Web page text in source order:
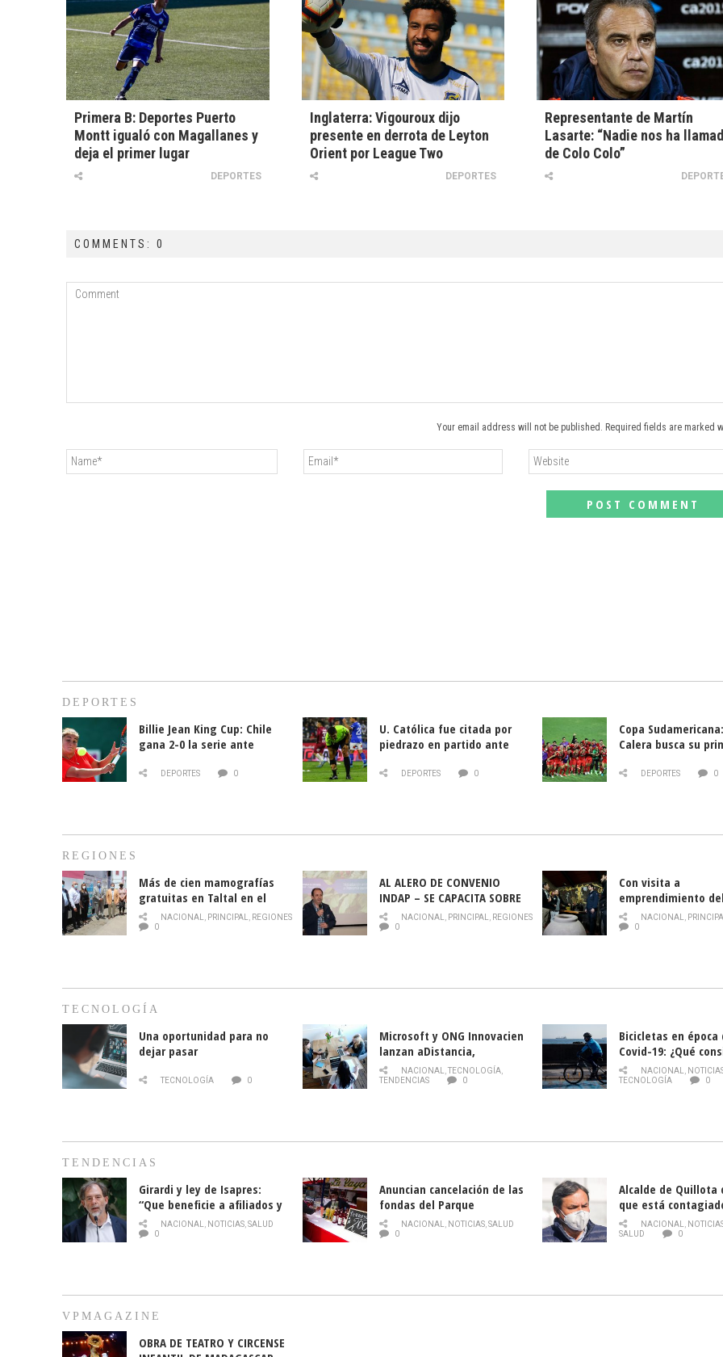
Primera B: Deportes Puerto
Montt igualó con Magallanes y
deja el primer lugar
DEPORTES
Inglaterra: Vigouroux dijo
presente en derrota de Leyton
Orient por League Two
DEPORTES
Representante de Martín
Lasarte: “Nadie nos ha
de Colo Colo”
COMMENTS: 0
Your email address will not be published. Required fields are marked
DEPORTES
Billie Jean King Cup: Chile
gana 2-0 la serie ante
DEPORTES 0
U. Católica fue citada por
piedrazo en partido ante
DEPORTES 0
Copa
Calera busca su
DEPORTES 0
REGIONES
Más de cien mamografías
gratuitas en Taltal en el
mes de la prevención del
cáncer de mama
NACIONAL, PRINCIPAL, REGIONES
0
AL ALERO DE CONVENIO
INDAP – SE CAPACITA SOBRE
PLAGA DROSOPHILA SUZUKII
NACIONAL, PRINCIPAL, REGIONES
0
Con visita a
emprendimiento
y llamado al
historia campesina
NACIONAL,
0
TECNOLOGÍA
Una oportunidad para no
dejar pasar
TECNOLOGÍA 0
Microsoft y ONG Innovacien
lanzan aDistancia,
plataforma con cursos
gratuitos online sobre
NACIONAL,TECNOLOGÍA,
TENDENCIAS
0
Bicicletas en época
Covid-19: ¿Qué
momento de
NACIONAL,
TECNOLOGÍA
0
TENDENCIAS
Girardi y ley de Isapres:
“Que beneficie a afiliados y
no legalice el abuso”
NACIONAL, NOTICIAS,SALUD
0
Anuncian cancelación de las
fondas del Parque
O’Higgins debido al
coronavirus
NACIONAL, NOTICIAS,SALUD
0
Alcalde de Quillota
que está
COVID-19
NACIONAL,
SALUD
0
VPMAGAZINE
OBRA DE TEATRO Y CIRCENSE